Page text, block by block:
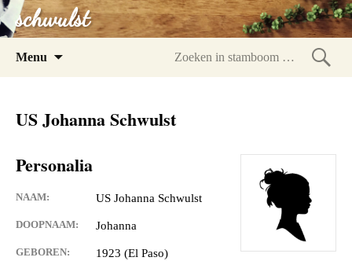
schwulst
Menu
US Johanna Schwulst
Personalia
NAAM: US Johanna Schwulst
DOOPNAAM: Johanna
GEBOREN: 1923 (El Paso)